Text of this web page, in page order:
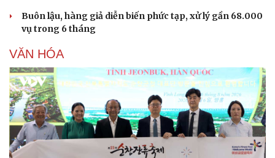
Buôn lậu, hàng giả diễn biến phức tạp, xử lý gần 68.000
vụ trong 6 tháng
VĂN HÓA